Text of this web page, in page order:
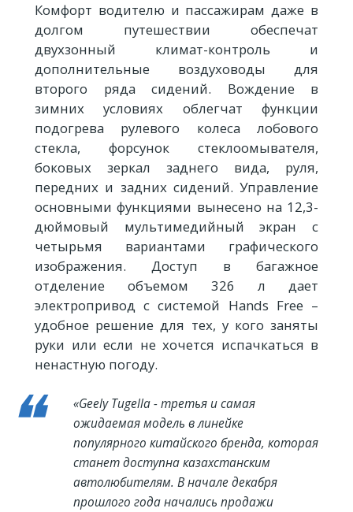
Комфорт водителю и пассажирам даже в
долгом путешествии обеспечат
двухзонный климат-контроль и
дополнительные воздуховоды для
второго ряда сидений. Вождение в
зимних условиях облегчат функции
подогрева рулевого колеса лобового
стекла, форсунок стеклоомывателя,
боковых зеркал заднего вида, руля,
передних и задних сидений. Управление
основными функциями вынесено на 12,3-
дюймовый мультимедийный экран с
четырьмя вариантами графического
изображения. Доступ в багажное
отделение объемом 326 л дает
электропривод с системой Hands Free –
удобное решение для тех, у кого заняты
руки или если не хочется испачкаться в
ненастную погоду.
«Geely Tugella - третья и самая
ожидаемая модель в линейке
популярного китайского бренда, которая
станет доступна казахстанским
автолюбителям. В начале декабря
прошлого года начались продажи